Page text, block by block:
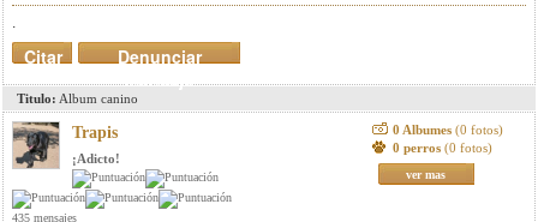
.
Denunciar
mensaje
Citar
Titulo: Album canino
Trapis
¡Adicto!
435 mensajes
0 Albumes (0 fotos)
0 perros (0 fotos)
ver mas